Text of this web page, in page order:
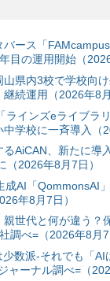
ース「
目の運用開始（
県内3校で学校向
継続運用（2026年8月
インズeライブラ
学校に一斉導入（
るAiCAN、新たに導
（2026年8月7日）
成AI「QommonsAI
年8月7日）
世代と何が違う？
調べ=（2026年8月7
数派-それでも「AI
ャーナル調べ=（